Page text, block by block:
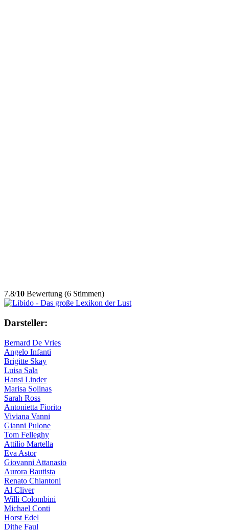
7.8/10 Bewertung (6 Stimmen)
Darsteller:
Bernard De Vries
Angelo Infanti
Brigitte Skay
Luisa Sala
Hansi Linder
Marisa Solinas
Sarah Ross
Antonietta Fiorito
Viviana Vanni
Gianni Pulone
Tom Felleghy
Attilio Martella
Eva Astor
Giovanni Attanasio
Aurora Bautista
Renato Chiantoni
Al Cliver
Willi Colombini
Michael Conti
Horst Edel
Dithe Faul